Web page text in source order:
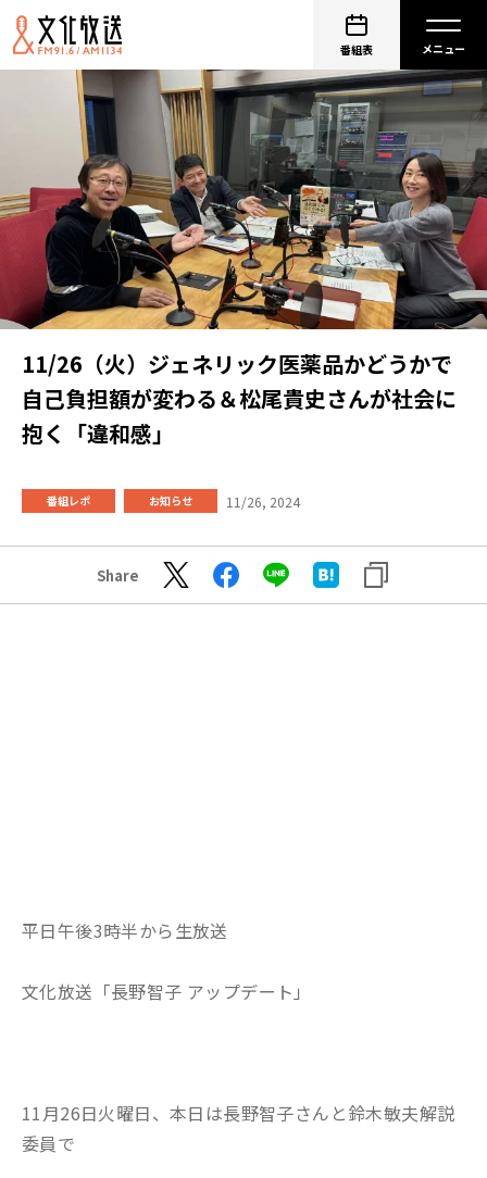
番組表
11/26（火）ジェネリック医薬品かどうかで
自己負担額が変わる＆松尾貴史さんが社会に
抱く「違和感」
番組レポ お知らせ 11/26, 2024
Share
平日午後3時半から生放送
文化放送「長野智子 アップデート」
11月26日火曜日、本日は長野智子さんと鈴木敏夫解説
委員で